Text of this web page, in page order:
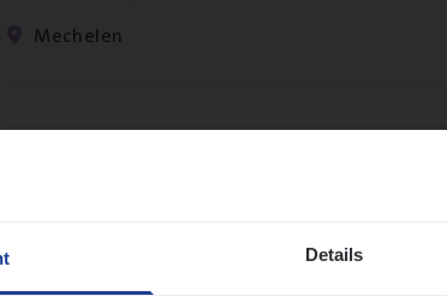
Details
Mechelen